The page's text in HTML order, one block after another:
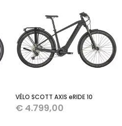
VÉLO SCOTT AXIS eRIDE 10
€ 4.799,00